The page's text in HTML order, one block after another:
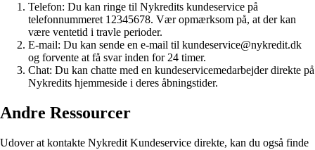
Telefon: Du kan ringe til Nykredits kundeservice på
telefonnummeret 12345678. Vær opmærksom på, at der kan
være ventetid i travle perioder.
E-mail: Du kan sende en e-mail til kundeservice@nykredit.dk
og forvente at få svar inden for 24 timer.
Chat: Du kan chatte med en kundeservicemedarbejder direkte på
Nykredits hjemmeside i deres åbningstider.
Andre Ressourcer
Udover at kontakte Nykredit Kundeservice direkte, kan du også finde